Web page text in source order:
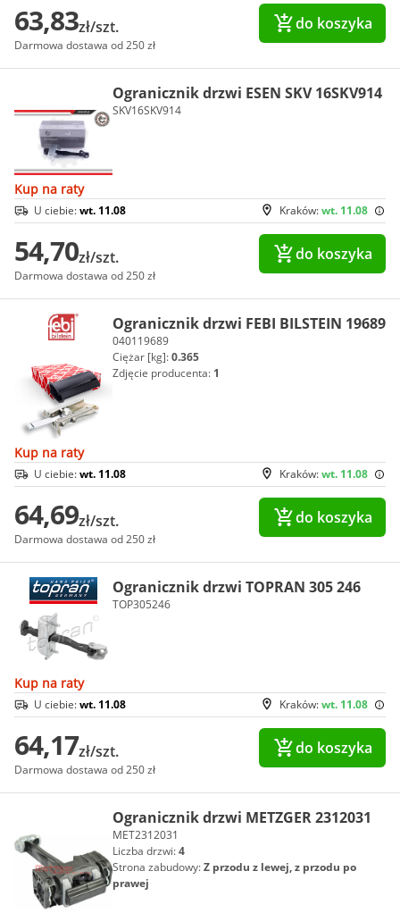
63,83zł/szt.
Darmowa dostawa od 250 zł
do koszyka
Ogranicznik drzwi ESEN SKV 16SKV914
SKV16SKV914
Kup na raty
Kraków:wt. 11.08
U ciebie:wt. 11.08
54,70zł/szt.
Darmowa dostawa od 250 zł
do koszyka
Ogranicznik drzwi FEBI BILSTEIN 19689
040119689
Ciężar [kg]:0.365
Zdjęcie producenta: 1
Kup na raty
Kraków:wt. 11.08
U ciebie:wt. 11.08
64,69zł/szt.
Darmowa dostawa od 250 zł
do koszyka
Ogranicznik drzwi TOPRAN 305 246
TOP305246
Kup na raty
Kraków:wt. 11.08
U ciebie:wt. 11.08
64,17zł/szt.
Darmowa dostawa od 250 zł
do koszyka
Ogranicznik drzwi METZGER 2312031
MET2312031
Liczba drzwi:4
Strona zabudowy:Z przodu z lewej, z przodu po
prawej